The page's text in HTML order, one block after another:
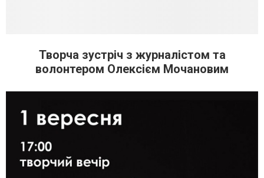
Творча зустріч з журналістом та
волонтером Олексієм Мочановим